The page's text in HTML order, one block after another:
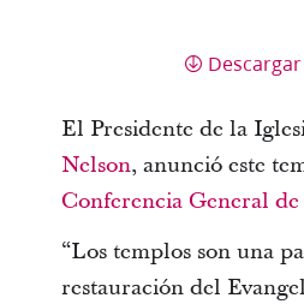
El Presidente de la
Nelson, anunció este
Conferencia General
“Los templos son una
restauración del